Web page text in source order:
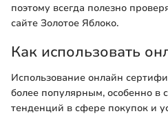
поэтому всегда полезно
сайте Золотое Яблоко.
Как использовать
Использование онлайн
более популярным, особенно в
тенденций в сфере покупок и